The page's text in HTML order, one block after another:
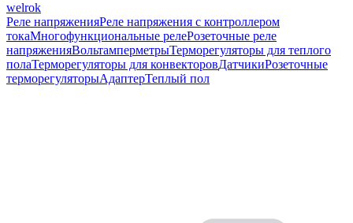
welrok
Реле напряженияРеле напряжения с контроллером
токаМногофункциональные релеРозеточные реле
напряженияВольтамперметрыТерморегуляторы для теплого
полаТерморегуляторы для конвекторовДатчикиРозеточные
терморегуляторыАдаптерТеплый пол